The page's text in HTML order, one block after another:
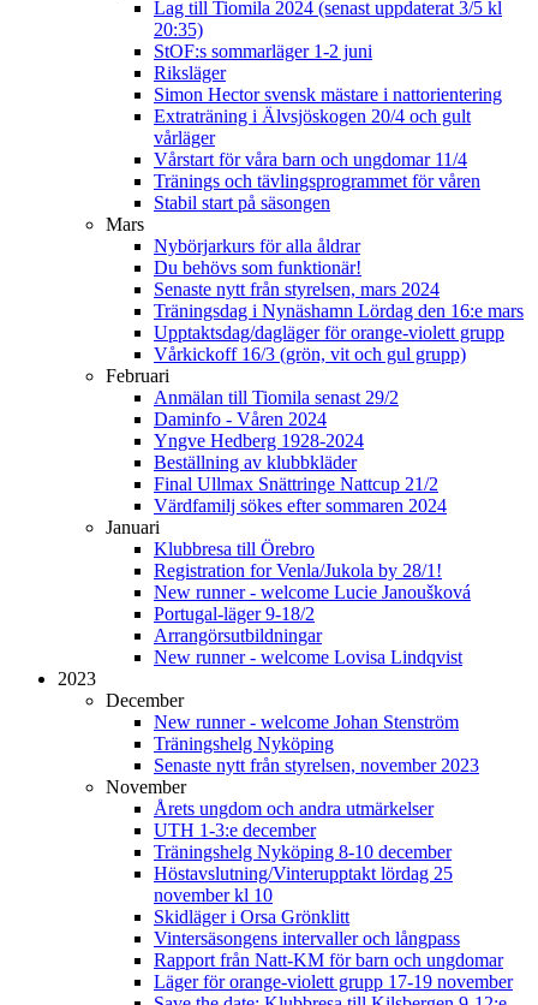
Lag till Tiomila 2024 (senast uppdaterat 3/5 kl
20:35)
StOF:s sommarläger 1-2 juni
Riksläger
Simon Hector svensk mästare i nattorientering
Extraträning i Älvsjöskogen 20/4 och gult
vårläger
Vårstart för våra barn och ungdomar 11/4
Tränings och tävlingsprogrammet för våren
Stabil start på säsongen
Mars
Nybörjarkurs för alla åldrar
Du behövs som funktionär!
Senaste nytt från styrelsen, mars 2024
Träningsdag i Nynäshamn Lördag den 16:e mars
Upptaktsdag/dagläger för orange-violett grupp
Vårkickoff 16/3 (grön, vit och gul grupp)
Februari
Anmälan till Tiomila senast 29/2
Daminfo - Våren 2024
Yngve Hedberg 1928-2024
Beställning av klubbkläder
Final Ullmax Snättringe Nattcup 21/2
Värdfamilj sökes efter sommaren 2024
Januari
Klubbresa till Örebro
Registration for Venla/Jukola by 28/1!
New runner - welcome Lucie Janoušková
Portugal-läger 9-18/2
Arrangörsutbildningar
New runner - welcome Lovisa Lindqvist
2023
December
New runner - welcome Johan Stenström
Träningshelg Nyköping
Senaste nytt från styrelsen, november 2023
November
Årets ungdom och andra utmärkelser
UTH 1-3:e december
Träningshelg Nyköping 8-10 december
Höstavslutning/Vinterupptakt lördag 25
november kl 10
Skidläger i Orsa Grönklitt
Vintersäsongens intervaller och långpass
Rapport från Natt-KM för barn och ungdomar
Läger för orange-violett grupp 17-19 november